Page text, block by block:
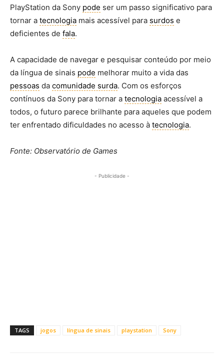
PlayStation da Sony pode ser um passo significativo para
tornar a tecnologia mais acessível para surdos e
deficientes de fala.
A capacidade de navegar e pesquisar conteúdo por meio
da língua de sinais pode melhorar muito a vida das
pessoas da comunidade surda. Com os esforços
contínuos da Sony para tornar a tecnologia acessível a
todos, o futuro parece brilhante para aqueles que podem
ter enfrentado dificuldades no acesso à tecnologia.
Fonte: Observatório de Games
- Publicidade -
TAGS jogos língua de sinais playstation Sony